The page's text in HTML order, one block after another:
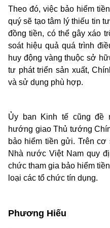
Theo đó, việc bảo hiểm
quý sẽ tạo tâm lý thiếu tin
đồng tiền, có thể gây xáo
soát hiệu quả quá trình
huy động vàng thuộc sở
tư phát triển sản xuất,
và sử dụng phù hợp.
Ủy ban Kinh tế cũng đề
hướng giao Thủ tướng
bảo hiểm tiền gửi. Trên
Nhà nước Việt Nam quy
chức tham gia bảo hiểm
loại các tổ chức tín dụng.
Phương Hiếu